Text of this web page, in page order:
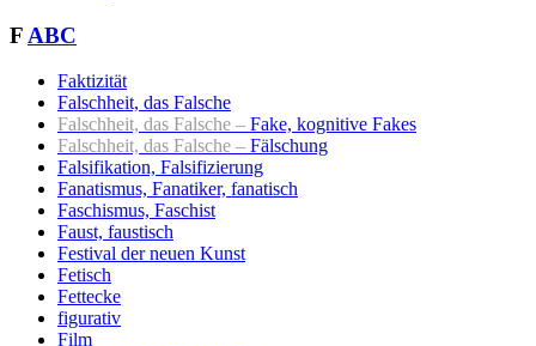
F ABC
Faktizität
Falschheit, das Falsche
Falschheit, das Falsche – Fake, kognitive Fakes
Falschheit, das Falsche – Fälschung
Falsifikation, Falsifizierung
Fanatismus, Fanatiker, fanatisch
Faschismus, Faschist
Faust, faustisch
Festival der neuen Kunst
Fetisch
Fettecke
figurativ
Film